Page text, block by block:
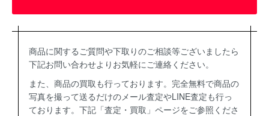
商品に関するご質問や下取りのご相談等ございましたら
下記お問い合わせよりお気軽にご連絡ください。
また、商品の買取も行っております。完全無料で商品の
写真を撮って送るだけのメール査定やLINE査定も行っ
ております。下記「査定・買取」ページをご参照くださ